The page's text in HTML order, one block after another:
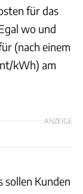
für das
wo und
(nach einem
kWh) am
ANZEIGE
sollen Kunden